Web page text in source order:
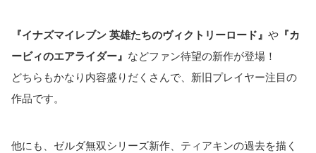
『イナズマイレブン 英雄たちのヴィクトリーロード』 や 『カ
ービィのエアライダー』 などファン待望の新作が登場！
どちらもかなり内容盛りだくさんで、新旧プレイヤー注目の
作品です。
他にも、ゼルダ無双シリーズ新作、ティアキンの過去を描く